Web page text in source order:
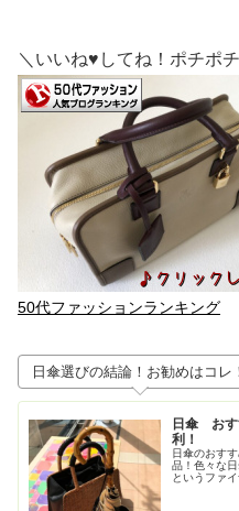
＼いいね♥してね！ポチポ
50代ファッションランキング
日傘選びの結論！お勧めはコレ
日傘 おす
利！
日傘のおす
品！色々な
というファ